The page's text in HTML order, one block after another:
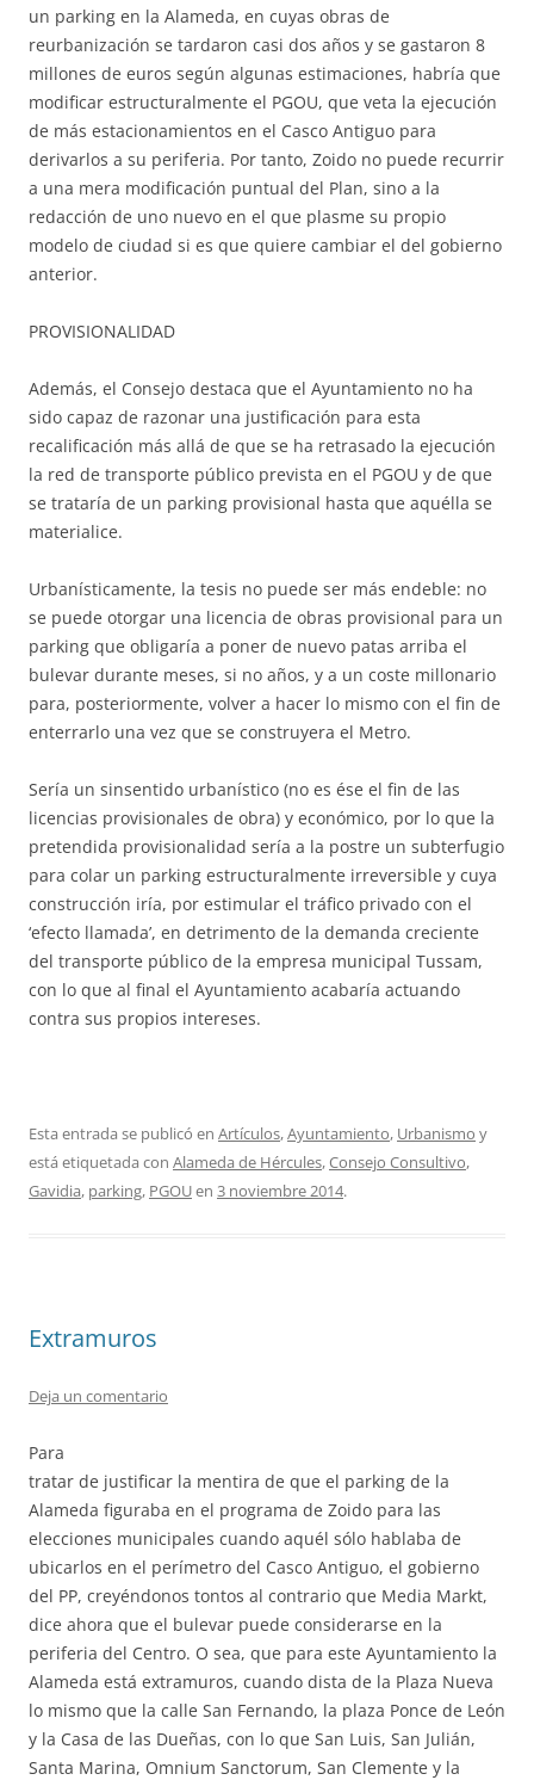
un parking en la Alameda, en cuyas obras de
reurbanización se tardaron casi dos años y se gastaron 8
millones de euros según algunas estimaciones, habría que
modificar estructuralmente el PGOU, que veta la ejecución
de más estacionamientos en el Casco Antiguo para
derivarlos a su periferia. Por tanto, Zoido no puede recurrir
a una mera modificación puntual del Plan, sino a la
redacción de uno nuevo en el que plasme su propio
modelo de ciudad si es que quiere cambiar el del gobierno
anterior.
PROVISIONALIDAD
Además, el Consejo destaca que el Ayuntamiento no ha
sido capaz de razonar una justificación para esta
recalificación más allá de que se ha retrasado la ejecución
la red de transporte público prevista en el PGOU y de que
se trataría de un parking provisional hasta que aquélla se
materialice.
Urbanísticamente, la tesis no puede ser más endeble: no
se puede otorgar una licencia de obras provisional para un
parking que obligaría a poner de nuevo patas arriba el
bulevar durante meses, si no años, y a un coste millonario
para, posteriormente, volver a hacer lo mismo con el fin de
enterrarlo una vez que se construyera el Metro.
Sería un sinsentido urbanístico (no es ése el fin de las
licencias provisionales de obra) y económico, por lo que la
pretendida provisionalidad sería a la postre un subterfugio
para colar un parking estructuralmente irreversible y cuya
construcción iría, por estimular el tráfico privado con el
‘efecto llamada’, en detrimento de la demanda creciente
del transporte público de la empresa municipal Tussam,
con lo que al final el Ayuntamiento acabaría actuando
contra sus propios intereses.
Esta entrada se publicó en Artículos,Ayuntamiento, Urbanismo y
está etiquetada con Alameda de Hércules,Consejo Consultivo,
Gavidia, parking, PGOUen 3 noviembre 2014.
Extramuros
Deja un comentario
Para
tratar de justificar la mentira de que el parking de la
Alameda figuraba en el programa de Zoido para las
elecciones municipales cuando aquél sólo hablaba de
ubicarlos en el perímetro del Casco Antiguo, el gobierno
del PP, creyéndonos tontos al contrario que Media Markt,
dice ahora que el bulevar puede considerarse en la
periferia del Centro. O sea, que para este Ayuntamiento la
Alameda está extramuros, cuando dista de la Plaza Nueva
lo mismo que la calle San Fernando, la plaza Ponce de León
y la Casa de las Dueñas, con lo que San Luis, San Julián,
Santa Marina, Omnium Sanctorum, San Clemente y la